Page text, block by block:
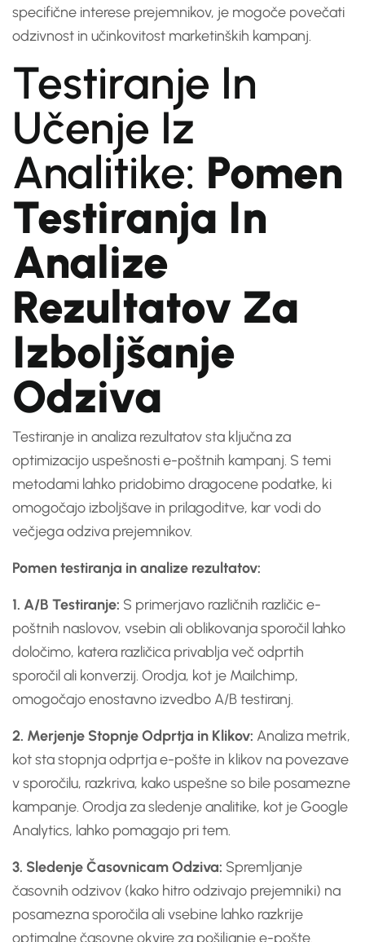
specifične interese prejemnikov, je mogoče povečati
odzivnost in učinkovitost marketinških kampanj.
Testiranje In
Učenje Iz
Analitike: Pomen
Testiranja In
Analize
Rezultatov Za
Izboljšanje
Odziva
Testiranje in analiza rezultatov sta ključna za
optimizacijo uspešnosti e-poštnih kampanj. S temi
metodami lahko pridobimo dragocene podatke, ki
omogočajo izboljšave in prilagoditve, kar vodi do
večjega odziva prejemnikov.
Pomen testiranja in analize rezultatov:
1. A/B Testiranje: S primerjavo različnih različic e-
poštnih naslovov, vsebin ali oblikovanja sporočil lahko
določimo, katera različica privablja več odprtih
sporočil ali konverzij. Orodja, kot je Mailchimp,
omogočajo enostavno izvedbo A/B testiranj.
2. Merjenje Stopnje Odprtja in Klikov: Analiza metrik,
kot sta stopnja odprtja e-pošte in klikov na povezave
v sporočilu, razkriva, kako uspešne so bile posamezne
kampanje. Orodja za sledenje analitike, kot je Google
Analytics, lahko pomagajo pri tem.
3. Sledenje Časovnicam Odziva: Spremljanje
časovnih odzivov (kako hitro odzivajo prejemniki) na
posamezna sporočila ali vsebine lahko razkrije
optimalne časovne okvire za pošiljanje e-pošte.